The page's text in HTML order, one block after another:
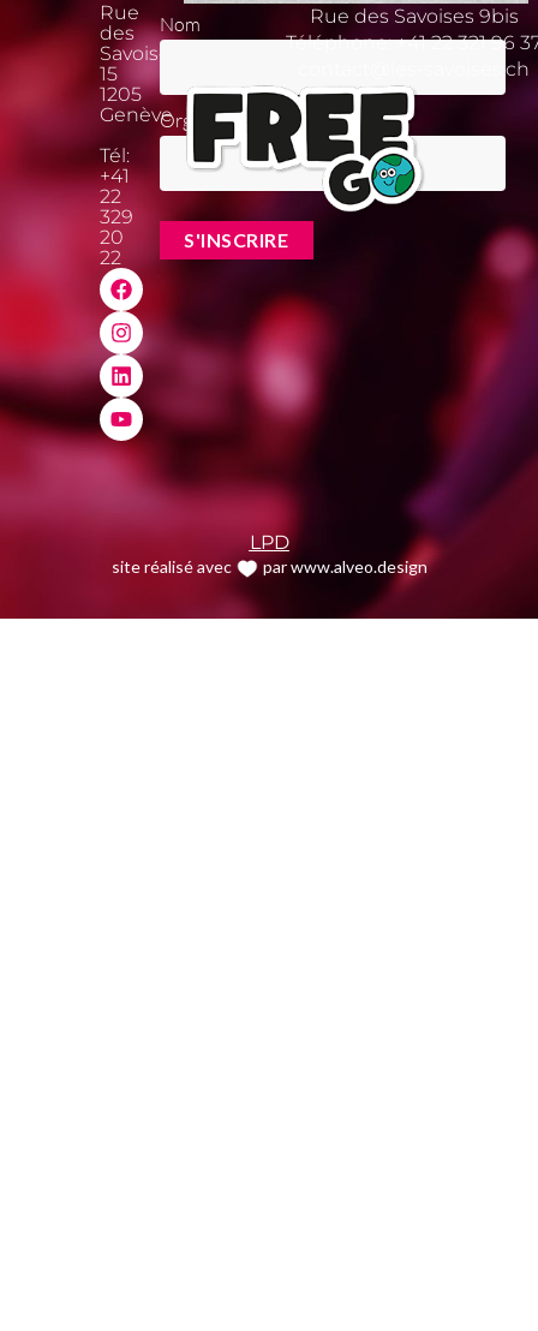
Rue
des
Savoises
15
1205
Genève
Tél:
+41
22
329
20
22
Nom
Organisation
Rue des Savoises 9bis
Téléphone:+41 22 321 96
contact@les-savoises.ch
LPD
site réalisé avec par www.alveo.design